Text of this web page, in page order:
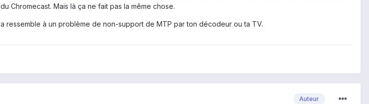
Chromecast. Mais là ça ne fait pas la même chose.
ressemble à un problème de non-support de MTP par ton décodeur ou ta TV.
Auteur